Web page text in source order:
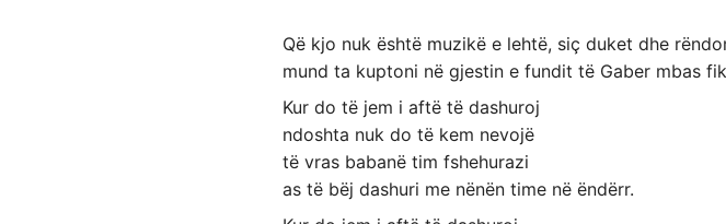
Që kjo nuk është muzikë e lehtë, siç duket dhe
mund ta kuptoni në gjestin e fundit të Gaber mbas
Kur do të jem i aftë të dashuroj
ndoshta nuk do të kem nevojë
të vras babanë tim fshehurazi
as të bëj dashuri me nënën time në ëndërr.